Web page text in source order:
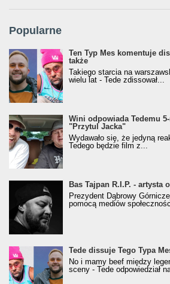
Popularne
Ten Typ Mes komentuje
także
Takiego starcia na
wielu lat - Tede zdissował...
Wini odpowiada Tedemu
"Przytul Jacka"
Wydawało się, że jedyną
Tedego będzie film z...
Bas Tajpan R.I.P. - artysta
Prezydent Dąbrowy
pomocą mediów
Tede dissuje Tego Typa
No i mamy beef między
sceny - Tede odpowiedział